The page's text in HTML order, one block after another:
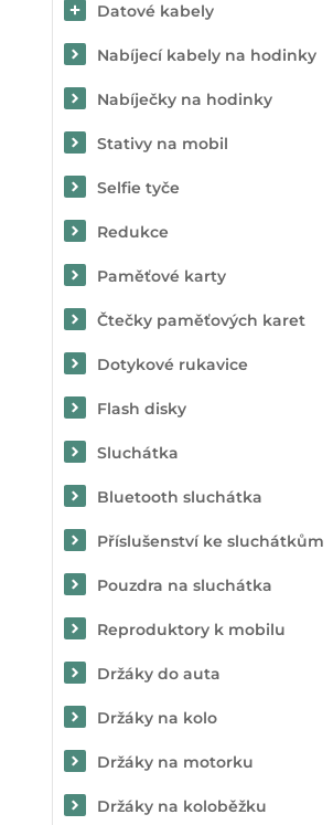
Datové kabely
Nabíjecí kabely na hodinky
Nabíječky na hodinky
Stativy na mobil
Selfie tyče
Redukce
Paměťové karty
Čtečky paměťových karet
Dotykové rukavice
Flash disky
Sluchátka
Bluetooth sluchátka
Příslušenství ke sluchátkům
Pouzdra na sluchátka
Reproduktory k mobilu
Držáky do auta
Držáky na kolo
Držáky na motorku
Držáky na koloběžku